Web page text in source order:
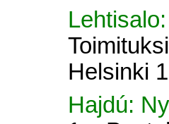
Helsinki
Hajdú: